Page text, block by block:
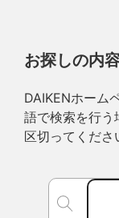
お探しの内
DAIKENホーム
語で検索を行う
区切ってくださ